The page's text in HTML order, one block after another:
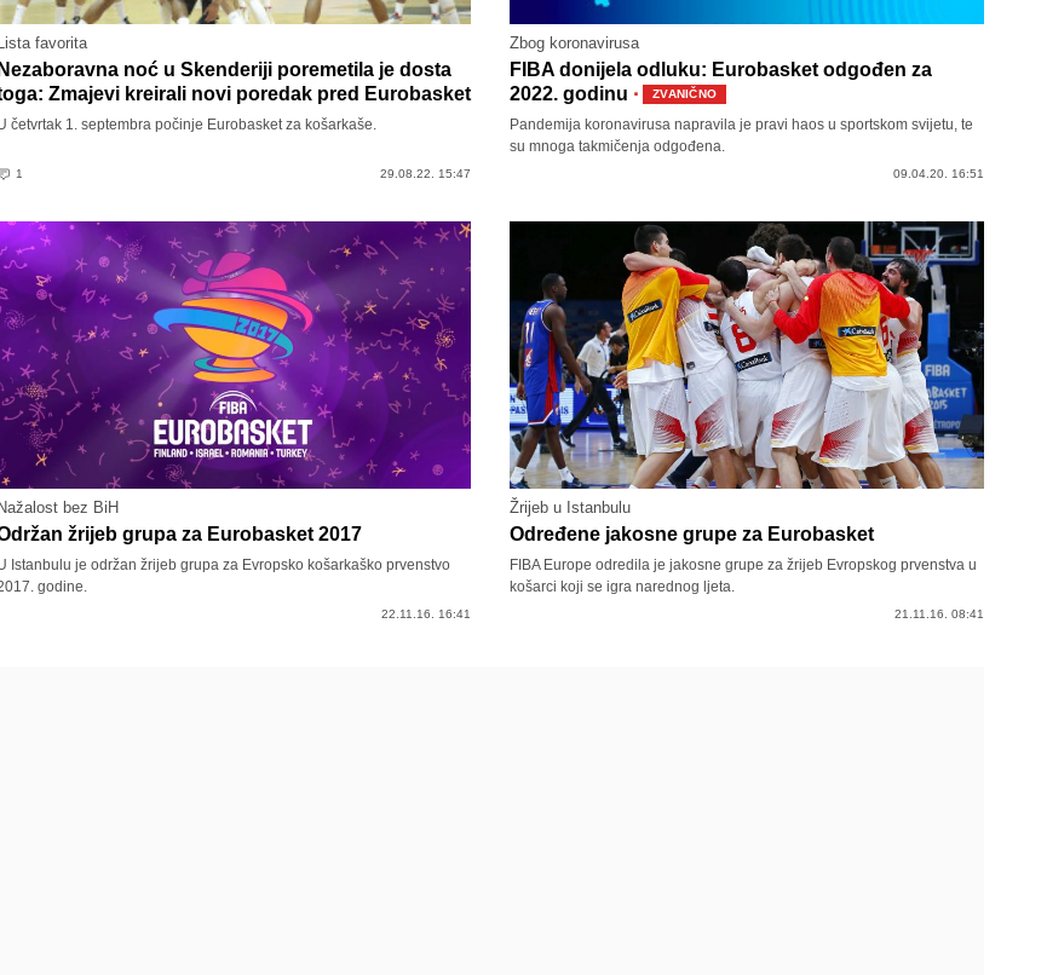
Lista favorita
Nezaboravna noć u Skenderiji poremetila je dosta
Zmajevi kreirali novi poredak pred Eurobasket
četvrtak 1. septembra počinje Eurobasket za košarkaše.
1 29.08.22. 15:47
Zbog koronavirusa
FIBA donijela odluku: Eurobasket odgođen za
2022. godinu · ZVANIČNO
Pandemija koronavirusa napravila je pravi haos u sportskom svijetu, te
su mnoga takmičenja odgođena.
09.04.20. 16:51
Nažalost bez BiH
žrijeb grupa za Eurobasket 2017
Istanbulu je održan žrijeb grupa za Evropsko košarkaško prvenstvo
godine.
22.11.16. 16:41
Žrijeb u Istanbulu
Određene jakosne grupe za Eurobasket
FIBA Europe odredila je jakosne grupe za žrijeb Evropskog prvenstva u
košarci koji se igra narednog ljeta.
21.11.16. 08:41